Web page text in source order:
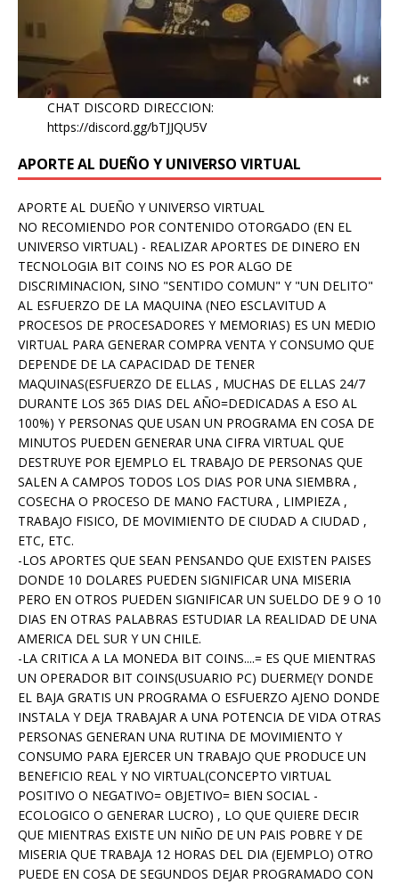
CHAT DISCORD DIRECCION:
https://discord.gg/bTJJQU5V
APORTE AL DUEÑO Y UNIVERSO VIRTUAL
APORTE AL DUEÑO Y UNIVERSO VIRTUAL
NO RECOMIENDO POR CONTENIDO OTORGADO (EN EL
UNIVERSO VIRTUAL) - REALIZAR APORTES DE DINERO EN
TECNOLOGIA BIT COINS NO ES POR ALGO DE
DISCRIMINACION, SINO "SENTIDO COMUN" Y "UN DELITO"
AL ESFUERZO DE LA MAQUINA (NEO ESCLAVITUD A
PROCESOS DE PROCESADORES Y MEMORIAS) ES UN MEDIO
VIRTUAL PARA GENERAR COMPRA VENTA Y CONSUMO QUE
DEPENDE DE LA CAPACIDAD DE TENER
MAQUINAS(ESFUERZO DE ELLAS , MUCHAS DE ELLAS 24/7
DURANTE LOS 365 DIAS DEL AÑO=DEDICADAS A ESO AL
100%) Y PERSONAS QUE USAN UN PROGRAMA EN COSA DE
MINUTOS PUEDEN GENERAR UNA CIFRA VIRTUAL QUE
DESTRUYE POR EJEMPLO EL TRABAJO DE PERSONAS QUE
SALEN A CAMPOS TODOS LOS DIAS POR UNA SIEMBRA ,
COSECHA O PROCESO DE MANO FACTURA , LIMPIEZA ,
TRABAJO FISICO, DE MOVIMIENTO DE CIUDAD A CIUDAD ,
ETC, ETC.
-LOS APORTES QUE SEAN PENSANDO QUE EXISTEN PAISES
DONDE 10 DOLARES PUEDEN SIGNIFICAR UNA MISERIA
PERO EN OTROS PUEDEN SIGNIFICAR UN SUELDO DE 9 O 10
DIAS EN OTRAS PALABRAS ESTUDIAR LA REALIDAD DE UNA
AMERICA DEL SUR Y UN CHILE.
-LA CRITICA A LA MONEDA BIT COINS....= ES QUE MIENTRAS
UN OPERADOR BIT COINS(USUARIO PC) DUERME(Y DONDE
EL BAJA GRATIS UN PROGRAMA O ESFUERZO AJENO DONDE
INSTALA Y DEJA TRABAJAR A UNA POTENCIA DE VIDA OTRAS
PERSONAS GENERAN UNA RUTINA DE MOVIMIENTO Y
CONSUMO PARA EJERCER UN TRABAJO QUE PRODUCE UN
BENEFICIO REAL Y NO VIRTUAL(CONCEPTO VIRTUAL
POSITIVO O NEGATIVO= OBJETIVO= BIEN SOCIAL -
ECOLOGICO O GENERAR LUCRO) , LO QUE QUIERE DECIR
QUE MIENTRAS EXISTE UN NIÑO DE UN PAIS POBRE Y DE
MISERIA QUE TRABAJA 12 HORAS DEL DIA (EJEMPLO) OTRO
PUEDE EN COSA DE SEGUNDOS DEJAR PROGRAMADO CON